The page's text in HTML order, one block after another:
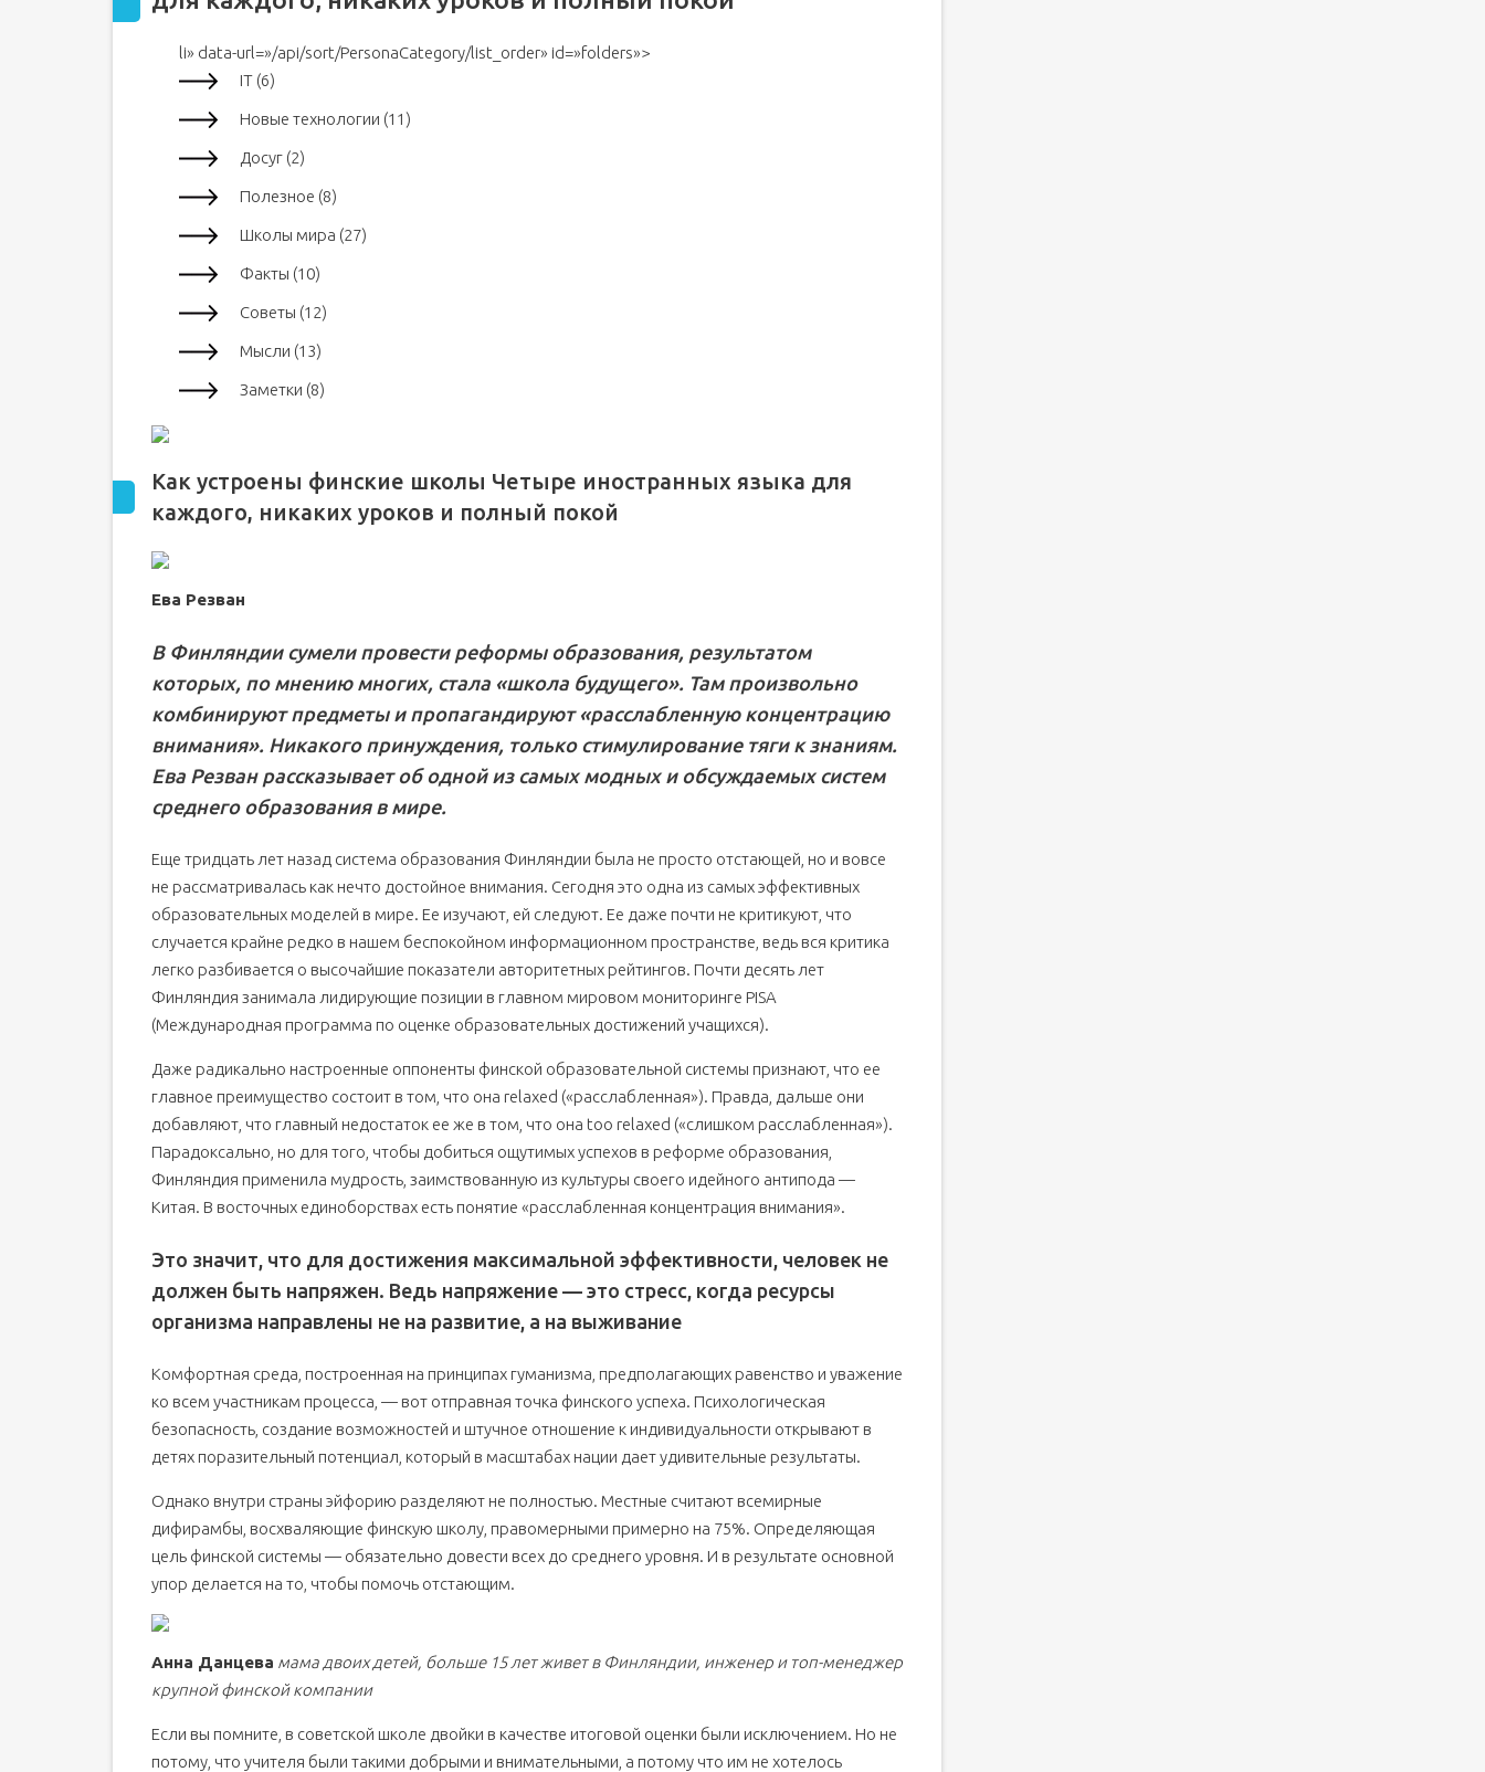
изучении английского языка, но в сущности это универсально для любых других иностранных языков.
Метод молчания
Метод физического реагирования
Аудиолингвистический метод
О способностях к языку
Методы разведки
Самостоятельные упражнения
Три фактора языка
Материалы для изучения языка
Языковые курсы для взрослых в Финляндии
Финский язык в Финляндии
Обучение в семье финского преподавателя
Виды курсов английского и финского языка:
Квалификация педагогов
Помимо учебы
Распорядок дня
Языковые курсы в Финляндии - стоимость
li» data-url=»/api/sort/PersonaCategory/list_order» id=»folders»>
IT (6)
Новые технологии (11)
Досуг (2)
Полезное (8)
Школы мира (27)
Факты (10)
Советы (12)
Мысли (13)
Заметки (8)
Как устроены финские школы Четыре иностранных языка для
каждого, никаких уроков и полный покой
Ева Резван
В Финляндии сумели провести реформы образования, результатом
которых, по мнению многих, стала «школа будущего». Там произвольно
комбинируют предметы и пропагандируют «расслабленную концентрацию
внимания». Никакого принуждения, только стимулирование тяги к знаниям.
Ева Резван рассказывает об одной из самых модных и обсуждаемых систем
среднего образования в мире.
Еще тридцать лет назад система образования Финляндии была не просто отстающей, но и вовсе
не рассматривалась как нечто достойное внимания. Сегодня это одна из самых эффективных
образовательных моделей в мире. Ее изучают, ей следуют. Ее даже почти не критикуют, что
случается крайне редко в нашем беспокойном информационном пространстве, ведь вся критика
легко разбивается о высочайшие показатели авторитетных рейтингов. Почти десять лет
Финляндия занимала лидирующие позиции в главном мировом мониторинге PISA
(Международная программа по оценке образовательных достижений учащихся).
Даже радикально настроенные оппоненты финской образовательной системы признают, что ее
главное преимущество состоит в том, что она relaxed («расслабленная»). Правда, дальше они
добавляют, что главный недостаток ее же в том, что она too relaxed («слишком расслабленная»).
Парадоксально, но для того, чтобы добиться ощутимых успехов в реформе образования,
Финляндия применила мудрость, заимствованную из культуры своего идейного антипода —
Китая. В восточных единоборствах есть понятие «расслабленная концентрация внимания».
Это значит, что для достижения максимальной эффективности, человек не
должен быть напряжен. Ведь напряжение — это стресс, когда ресурсы
организма направлены не на развитие, а на выживание
Комфортная среда, построенная на принципах гуманизма, предполагающих равенство и уважение
ко всем участникам процесса, — вот отправная точка финского успеха. Психологическая
безопасность, создание возможностей и штучное отношение к индивидуальности открывают в
детях поразительный потенциал, который в масштабах нации дает удивительные результаты.
Однако внутри страны эйфорию разделяют не полностью. Местные считают всемирные
дифирамбы, восхваляющие финскую школу, правомерными примерно на 75%. Определяющая
цель финской системы — обязательно довести всех до среднего уровня. И в результате основной
упор делается на то, чтобы помочь отстающим.
Анна Данцева мама двоих детей, больше 15 лет живет в Финляндии, инженер и топ-менеджер
крупной финской компании
Если вы помните, в советской школе двойки в качестве итоговой оценки были исключением. Но не
потому, что учителя были такими добрыми и внимательными, а потому что им не хотелось